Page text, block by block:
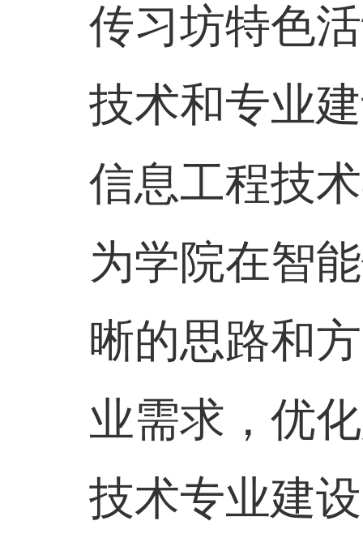
传习坊特色
技术和专业
信息工程技
为学院在智
晰的思路和
业需求，优
技术专业建